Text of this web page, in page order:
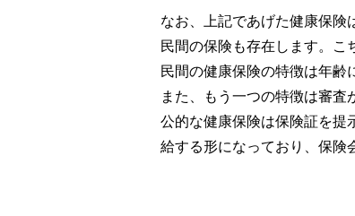
なお、上記であげた健康保険
民間の保険も存在します。こ
民間の健康保険の特徴は年齢
また、もう一つの特徴は審査
公的な健康保険は保険証を提
給する形になっており、保険